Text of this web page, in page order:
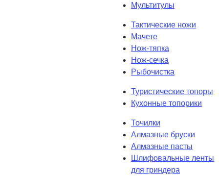
Мультитулы
Тактические ножи
Мачете
Нож-тяпка
Нож-сечка
Рыбочистка
Туристические топоры
Кухонные топорики
Точилки
Алмазные бруски
Алмазные пасты
Шлифовальные ленты
для гриндера